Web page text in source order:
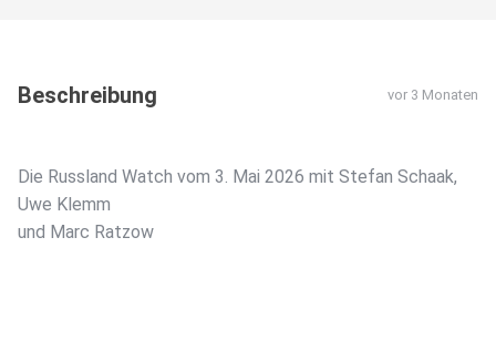
Beschreibung vor 3 Monaten
Die Russland Watch vom 3. Mai 2026 mit Stefan Schaak,
Uwe Klemm
und Marc Ratzow